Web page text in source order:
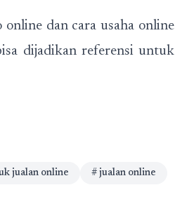
online dan cara usaha online
dijadikan referensi untuk
jualan online # jualan online